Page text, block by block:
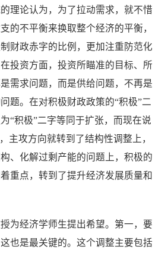
理论认为，为了拉动需求，就不惜
的不平衡来换取整个经济的平衡，
财政赤字的比例，更加注重防范化
投资方面，投资所瞄准的目标、所
需求问题，而是供给问题，不再是
题。在对积极财政政策的“积极”二
“积极”二字等同于扩张，而现在说
主攻方向就转到了结构性调整上，
、化解过剩产能的问题上，积极的
重点，转到了提升经济发展质量和
为经济学师生提出希望。第一，要
也是最关键的。这个调整主要包括